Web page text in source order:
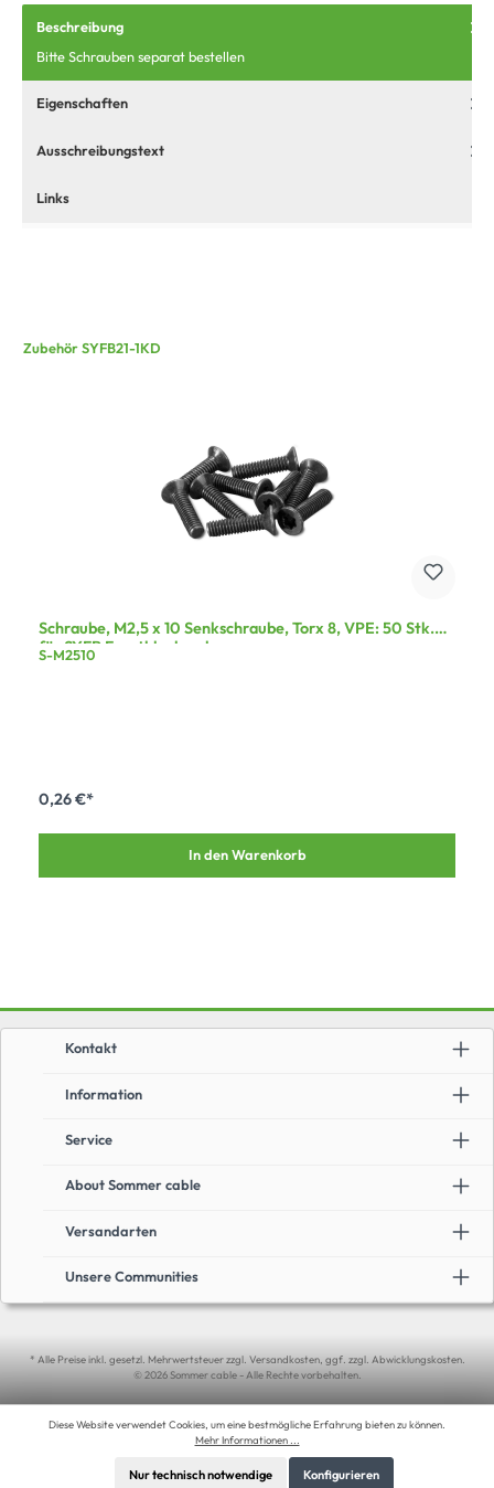
Beschreibung
Bitte Schrauben separat bestellen
Eigenschaften
Ausschreibungstext
Links
Zubehör SYFB21-1KD
Schraube, M2,5 x 10 Senkschraube, Torx 8, VPE: 50 Stk.
für SYFB Frontblech, schwarz
S-M2510
0,26 €*
In den Warenkorb
Information
Service
About Sommer cable
Versandarten
Unsere Communities
Kontakt
* Alle Preise inkl. gesetzl. Mehrwertsteuer zzgl. Versandkosten, ggf. zzgl. Abwicklungskosten.
© 2026 Sommer cable - Alle Rechte vorbehalten.
Diese Website verwendet Cookies, um eine bestmögliche Erfahrung bieten zu können.
Mehr Informationen ...
Nur technisch notwendige Konfigurieren